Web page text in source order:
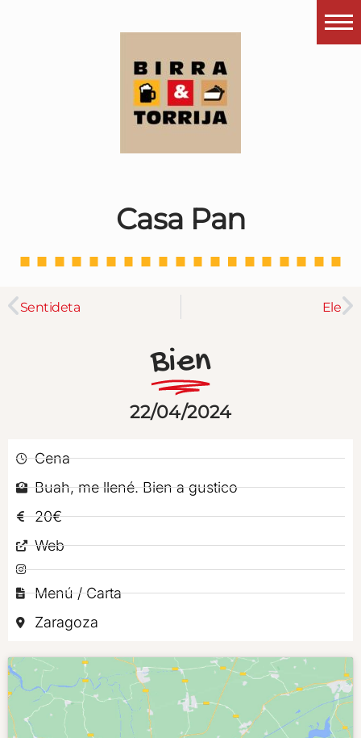
¿Esto que es pués?
Últimas visitas
Todos los garitos
Por el mundo
Contactar
Instagram
Casa Pan
Sentideta Ele
Bien
22/04/2024
Cena
Buah, me llené. Bien a gustico
20€
Web
Menú / Carta
Zaragoza